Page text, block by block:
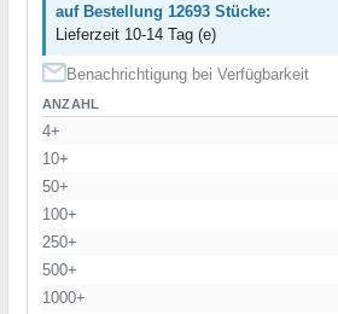
auf Bestellung 12693 Stücke:
Lieferzeit 10-14 Tag (e)
Benachrichtigung bei Verfügbarkeit
ANZAHL
4+
10+
50+
100+
250+
500+
1000+